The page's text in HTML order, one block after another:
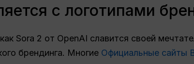
с логотипами
Sora 2 от OpenAI славится своей
брендинга. Многие Официальные сайты